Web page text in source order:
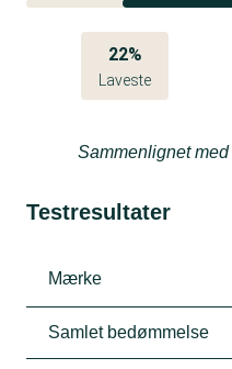
22%
Laveste
Sammenlignet med
Testresultater
Mærke
Samlet bedømmelse